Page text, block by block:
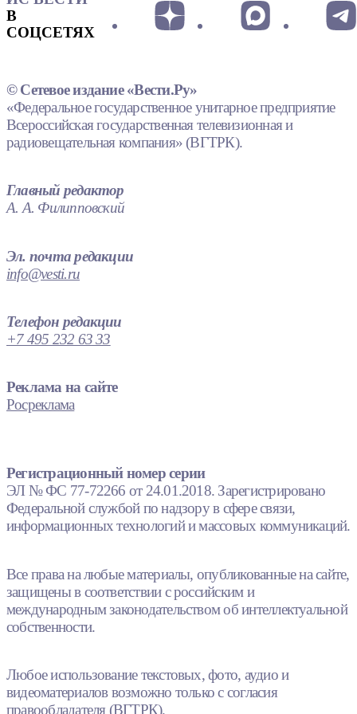
В
СОЦСЕТЯХ
© Сетевое издание «Вести.Ру»
«Федеральное государственное унитарное предприятие
Всероссийская государственная телевизионная и
радиовещательная компания» (ВГТРК).
Главный редактор
А. А. Филипповский
Эл. почта редакции
info@vesti.ru
Телефон редакции
+7 495 232 63 33
Реклама на сайте
Росреклама
Регистрационный номер серии
ЭЛ № ФС 77-72266 от 24.01.2018. Зарегистрировано
Федеральной службой по надзору в сфере связи,
информационных технологий и массовых коммуникаций.
Все права на любые материалы, опубликованные на сайте,
защищены в соответствии с российским и
международным законодательством об интеллектуальной
собственности.
Любое использование текстовых, фото, аудио и
видеоматериалов возможно только с согласия
правообладателя (ВГТРК).